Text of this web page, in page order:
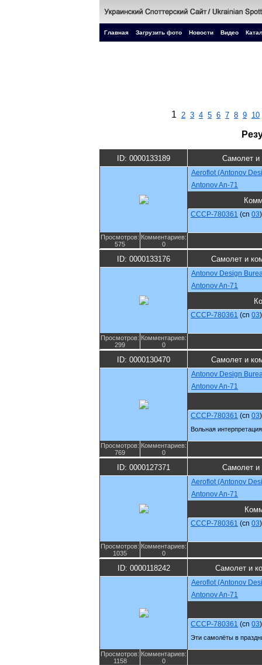
Главная Загрузить фото Новости Видео
1 2 3 4 5 6 7 8 9 10
ID: 0000133189 Самолет и
Aeroflot (Antonov
Antonov An-71
CCCP-780361 (cn 03)
Просмотров:
575
Комментариев:
0
ID: 0000133176 Самолет и
Antonov Design
Antonov An-71
CCCP-780361 (cn 03)
Просмотров:
299
Комментариев:
0
ID: 0000130470 Самолет и
Antonov Design
Antonov An-71
CCCP-780361 (cn 03)
Вольная
Просмотров:
769
Комментариев:
0
ID: 0000127371 Самолет и
Aeroflot (Antonov
Antonov An-71
CCCP-780361 (cn 03)
Просмотров:
1035
Комментариев:
0
ID: 0000118242 Самолет и
Aeroflot (Antonov
Antonov An-71
CCCP-780361 (cn 03)
Эти самолёты в
Просмотров:
1158
Комментариев:
0